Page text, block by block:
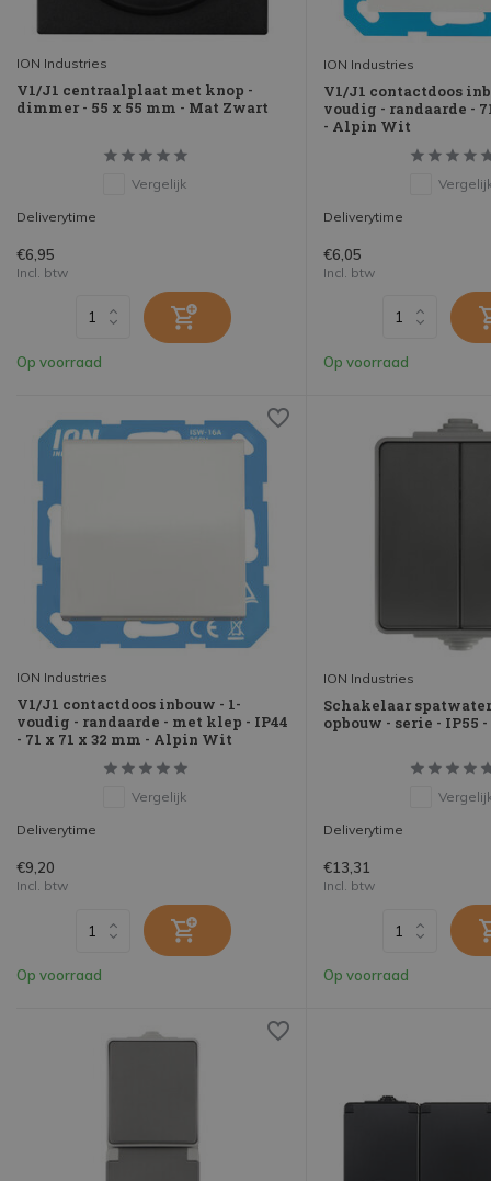
ION Industries
V1/J1 centraalplaat met knop -
dimmer - 55 x 55 mm - Mat Zwart
Vergelijk
Deliverytime
€6,95
Incl. btw
Op voorraad
ION Industries
V1/J1 contactdoos
voudig - randaarde -
- Alpin Wit
Deliverytime
€6,05
Incl. btw
Op voorraad
ION Industries
V1/J1 contactdoos inbouw - 1-
voudig - randaarde - met klep - IP44
- 71 x 71 x 32 mm - Alpin Wit
Vergelijk
Deliverytime
€9,20
Incl. btw
Op voorraad
ION Industries
Schakelaar
opbouw - serie - IP55
Deliverytime
€13,31
Incl. btw
Op voorraad